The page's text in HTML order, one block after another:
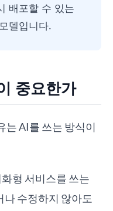
배포할 수 있는
델입니다.
중요한가
는 AI를 쓰는 방식이
형 서비스를 쓰는
수정하지 않아도